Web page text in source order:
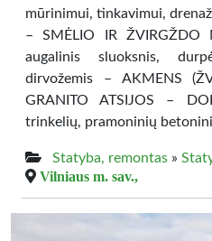
mūrinimui, tinkavimui,
– SMĖLIO IR ŽVIRGŽDO
augalinis sluoksnis,
dirvožemis – AKMENS
GRANITO ATSIJOS –
trinkelių, pramoninių
Statyba, remontas »
Vilniaus m. sav.,